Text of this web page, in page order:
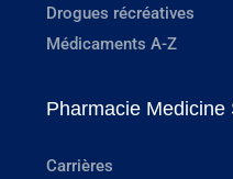
Drogues récréatives
Médicaments A-Z
Pharmacie Medicine
Carrières